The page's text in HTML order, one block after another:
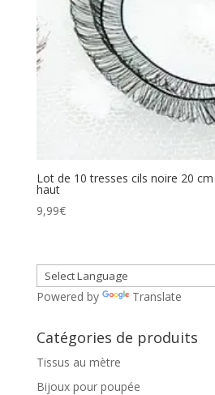
Lot de 10 tresses cils noire 20
haut
9,99€
Powered by Translate
Catégories de produits
Tissus au mètre
Bijoux pour poupée